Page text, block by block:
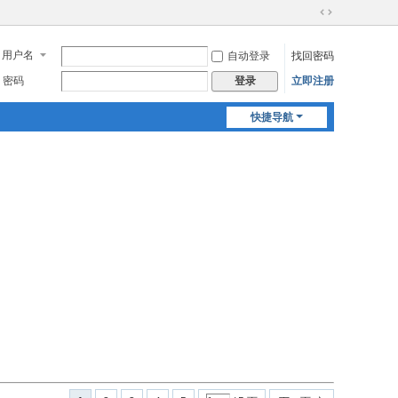
切
到
宽
用户名 自动登录
找回密码
密码
登录 立即注册
快捷导航